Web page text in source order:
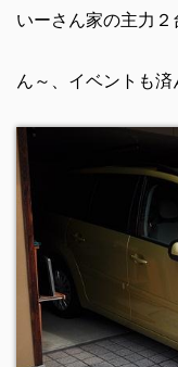
いーさん家の主力２
ん～、イベントも